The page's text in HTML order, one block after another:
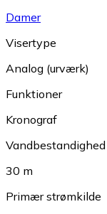
Damer
Visertype
Analog (urværk)
Funktioner
Kronograf
30 m
Primær strømkilde